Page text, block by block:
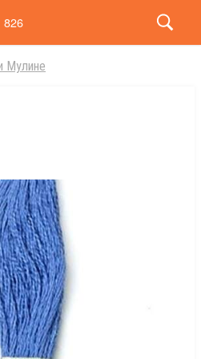
826
Мулине